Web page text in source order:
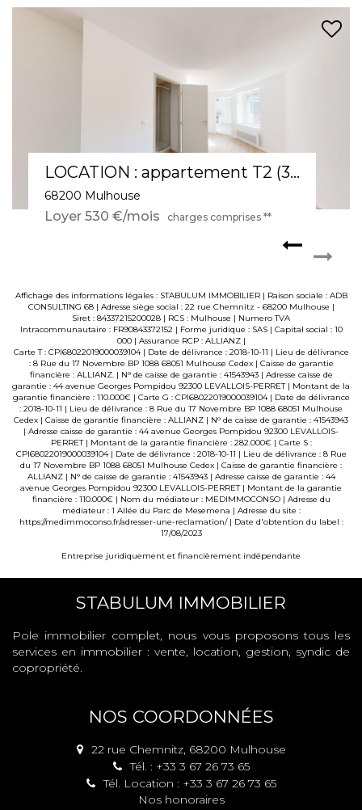
À louer : Appartement T2 meublé à Mulhouse
68200 Mulhouse
Loyer 550 €/mois charges comprises **
Affichage des informations légales : STABULUM IMMOBILIER | Raison sociale : ADB
CONSULTING 68 | Adresse siège social : 22 rue Chemnitz - 68200 Mulhouse |
Siret : 84337215200028 | RCS : Mulhouse | Numero TVA
Intracommunautaire : FR90843372152 | Forme juridique : SAS | Capital social : 10
000 | Assurance RCP : ALLIANZ |
Carte T : CPI68022019000039104 | Date de délivrance : 2018-10-11 | Lieu de délivrance
: 8 Rue du 17 Novembre BP 1088 68051 Mulhouse Cedex | Caisse de garantie
financière : ALLIANZ. | N° de caisse de garantie : 41543943 | Adresse caisse de
garantie : 44 avenue Georges Pompidou 92300 LEVALLOIS-PERRET | Montant de la
garantie financière : 110.000€ | Carte G : CPI68022019000039104 | Date de délivrance
: 2018-10-11 | Lieu de délivrance : 8 Rue du 17 Novembre BP 1088 68051 Mulhouse
Cedex | Caisse de garantie financière : ALLIANZ | N° de caisse de garantie : 41543943
| Adresse caisse de garantie : 44 avenue Georges Pompidou 92300 LEVALLOIS-
PERRET | Montant de la garantie financière : 282.000€ | Carte S :
CPI68022019000039104 | Date de délivrance : 2018-10-11 | Lieu de délivrance : 8 Rue
du 17 Novembre BP 1088 68051 Mulhouse Cedex | Caisse de garantie financière :
ALLIANZ | N° de caisse de garantie : 41543943 | Adresse caisse de garantie : 44
avenue Georges Pompidou 92300 LEVALLOIS-PERRET | Montant de la garantie
financière : 110.000€ | Nom du médiateur : MEDIMMOCONSO | Adresse du
médiateur : 1 Allée du Parc de Mesemena | Adresse du site :
https://medimmoconso.fr/adresser-une-reclamation/| Date d'obtention du label :
17/08/2023
Entreprise juridiquement et financièrement indépendante
STABULUM IMMOBILIER
Pole immobilier complet, nous vous proposons tous les
services en immobilier : vente, location, gestion, syndic de
copropriété.
NOS COORDONNÉES
22 rue Chemnitz, 68200 Mulhouse
Tél. : +33 3 67 26 73 65
Tél. Location : +33 3 67 26 73 65
Nos honoraires